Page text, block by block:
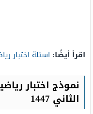
اقرأ أيضًا: اسئلة اختبار
نموذج اختبار
الثاني 1447